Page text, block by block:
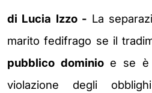
di Lucia Izzo - La
marito fedifrago se il
pubblico dominio e se è
violazione degli